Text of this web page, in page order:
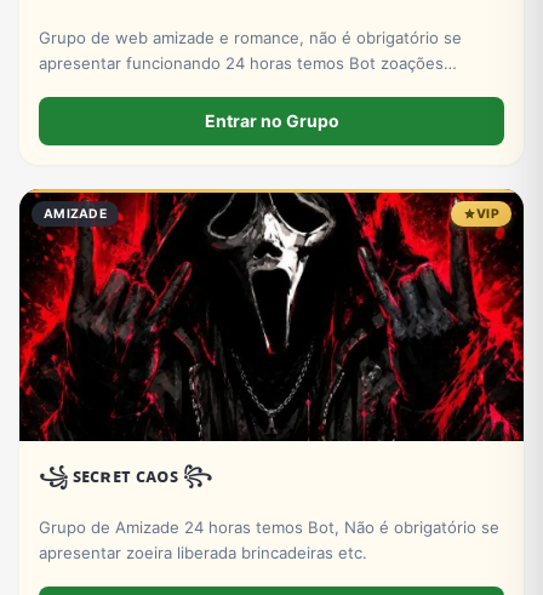
Grupo de web amizade e romance, não é obrigatório se
apresentar funcionando 24 horas temos Bot zoações
Entrar no Grupo
AMIZADE VIP
꧁ ꜱᴇᴄʀᴇᴛ ᴄᴀᴏꜱ ꧂
Grupo de Amizade 24 horas temos Bot, Não é obrigatório se
apresentar zoeira liberada brincadeiras etc.